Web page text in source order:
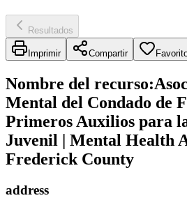
Resultados
Imprimir Compartir
Nombre del recurso:
Mental del Condado de
Primeros Auxilios para
Juvenil | Mental Health
Frederick County
address